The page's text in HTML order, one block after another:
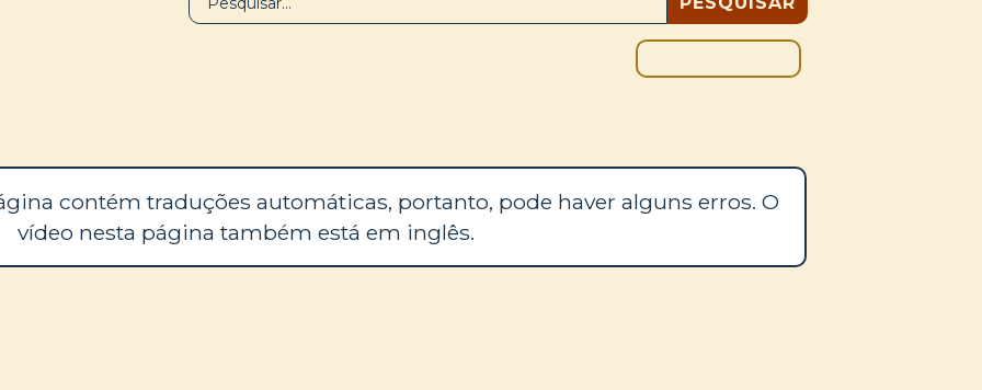
contém traduções automáticas, portanto, pode haver alguns erros. O
vídeo nesta página também está em inglês.